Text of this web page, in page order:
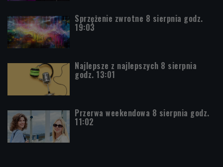
Sprzężenie zwrotne 8 sierpnia godz.
19:03
Najlepsze z najlepszych 8 sierpnia
godz. 13:01
Przerwa weekendowa 8 sierpnia godz.
11:02